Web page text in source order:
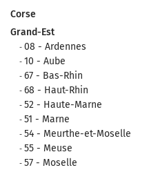
Corse
Grand-Est
08 - Ardennes
10 - Aube
67 - Bas-Rhin
68 - Haut-Rhin
52 - Haute-Marne
51 - Marne
54 - Meurthe-et-Moselle
55 - Meuse
57 - Moselle